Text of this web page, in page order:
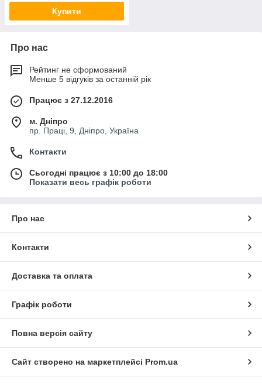
Купити
Про нас
Рейтинг не сформований
Менше 5 відгуків за останній рік
Працює з 27.12.2016
м. Дніпро
пр. Праці, 9, Дніпро, Україна
Контакти
Сьогодні працює з 10:00 до 18:00
Показати весь графік роботи
Про нас
Контакти
Доставка та оплата
Графік роботи
Повна версія сайту
Сайт створено на маркетплейсі Prom.ua